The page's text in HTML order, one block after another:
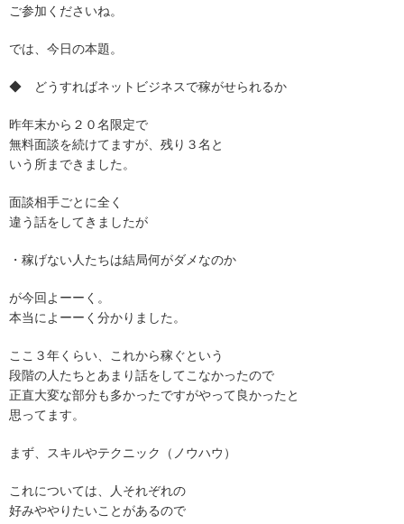
ご参加くださいね。
では、今日の本題。
◆ どうすればネットビジネスで稼がせられるか
昨年末から２０名限定で
無料面談を続けてますが、残り３名と
いう所まできました。
面談相手ごとに全く
違う話をしてきましたが
・稼げない人たちは結局何がダメなのか
が今回よーーく。
本当によーーく分かりました。
ここ３年くらい、これから稼ぐという
段階の人たちとあまり話をしてこなかったので
正直大変な部分も多かったですがやって良かったと
思ってます。
まず、スキルやテクニック（ノウハウ）
これについては、人それぞれの
好みややりたいことがあるので